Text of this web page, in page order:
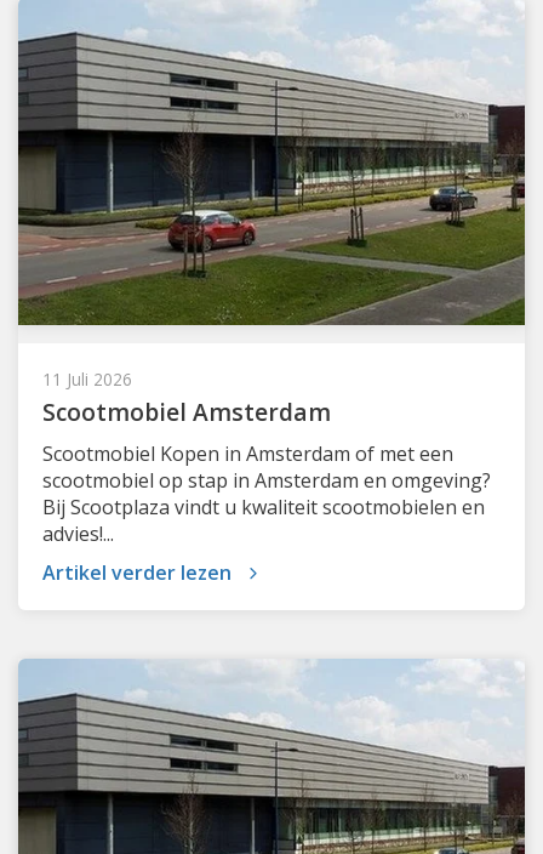
11 Juli 2026
Scootmobiel Amsterdam
Scootmobiel Kopen in Amsterdam of met een
scootmobiel op stap in Amsterdam en omgeving?
Bij Scootplaza vindt u kwaliteit scootmobielen en
advies!...
Artikel verder lezen